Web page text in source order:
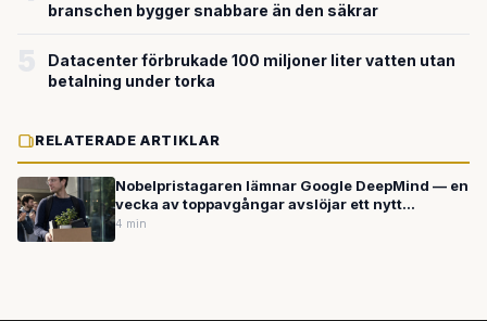
branschen bygger snabbare än den säkrar
Datacenter förbrukade 100 miljoner liter vatten utan
betalning under torka
RELATERADE ARTIKLAR
Nobelpristagaren lämnar Google DeepMind — en
vecka av toppavgångar avslöjar ett nytt
maktspel om AI-talangerna
4 min